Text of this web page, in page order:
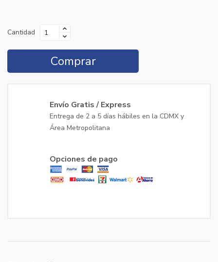
Cantidad
Comprar
Envío Gratis / Express
Entrega de 2 a 5 días hábiles en la CDMX y
Área Metropolitana
Opciones de pago